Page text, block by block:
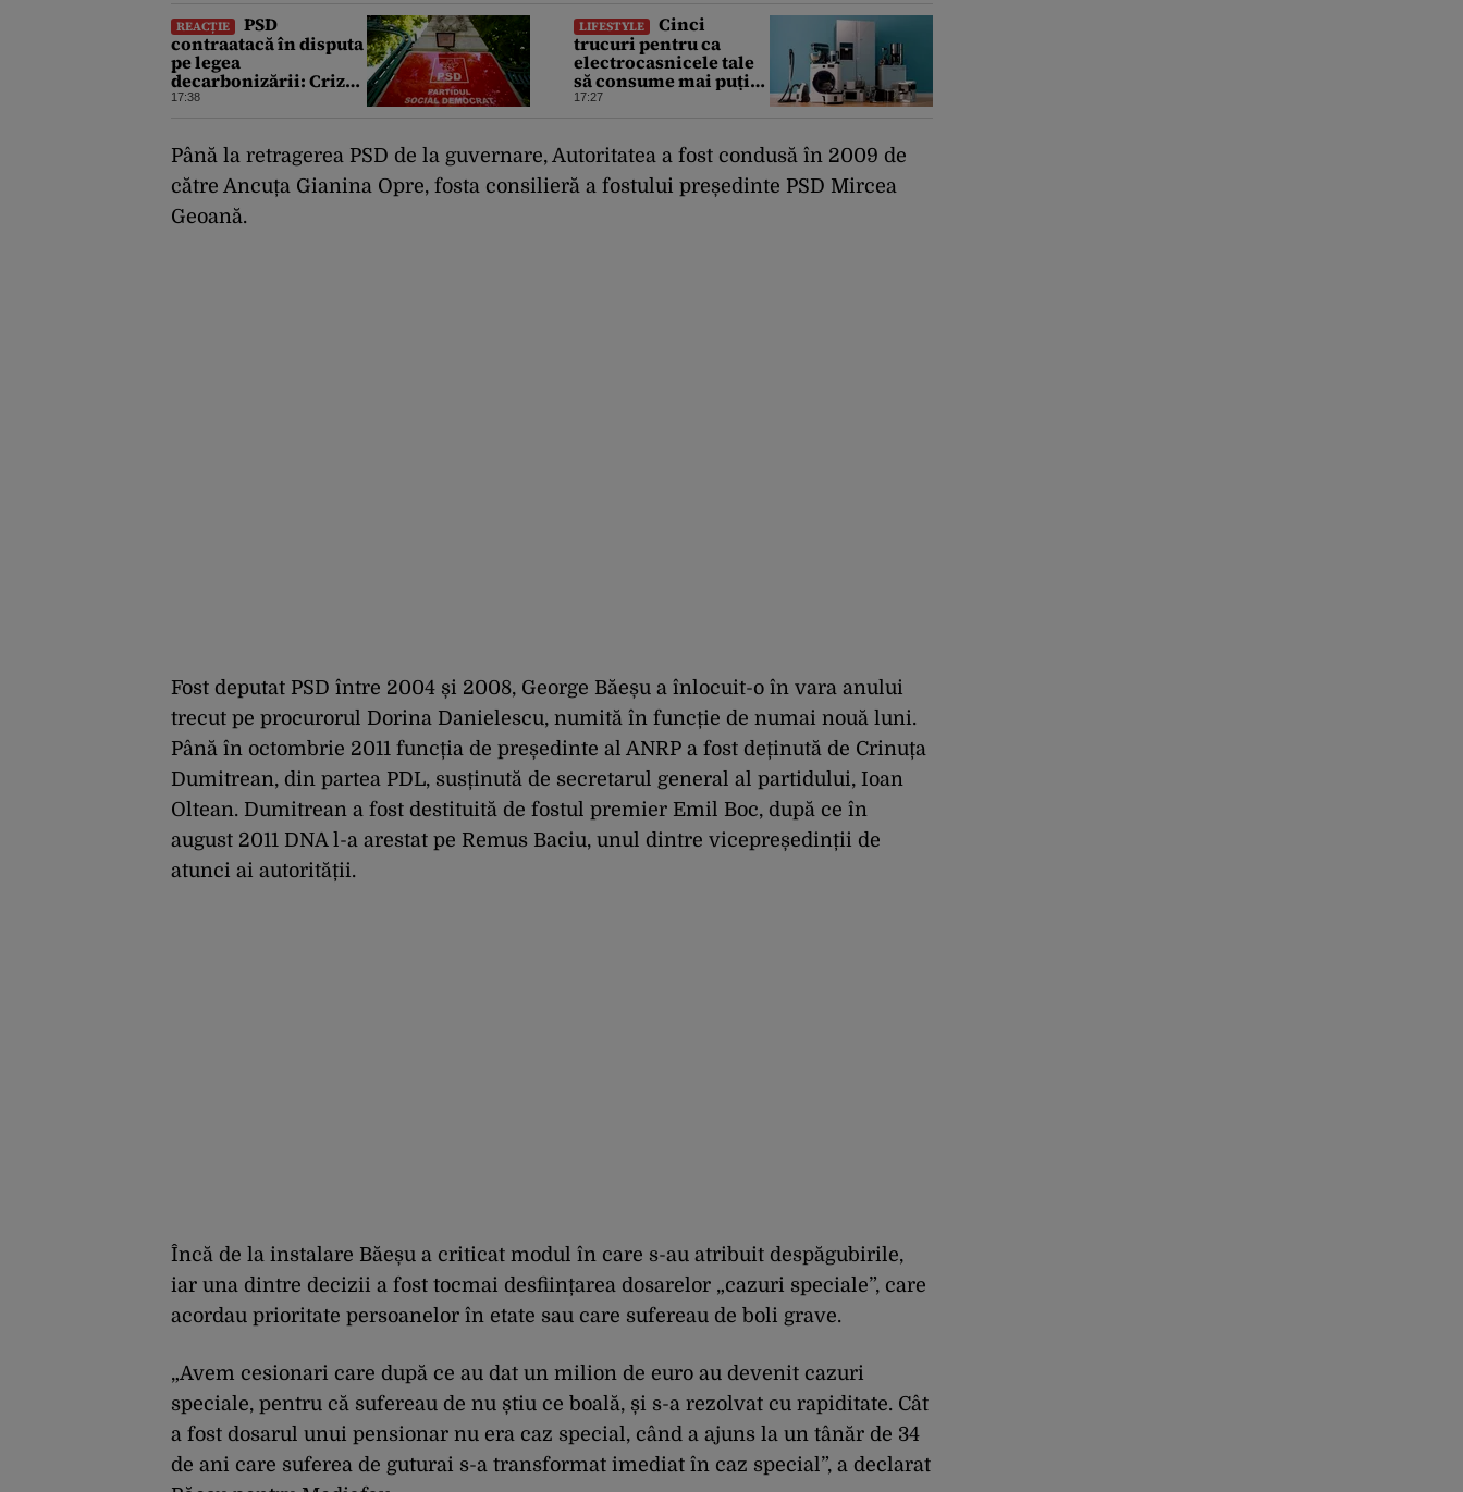
REACȚIE
PSD
contraatacă în disputa
pe legea
decarbonizării: Criza
energetică obligă
Bolojan, acuzat de
duplicitate
17:38
LIFESTYLE
Cinci
trucuri pentru ca
electrocasnicele tale
să consume mai puțin
și să reziste mai mult
17:27
Până la retragerea PSD de la guvernare, Autoritatea a fost condusă în 2009 de
către Ancuța Gianina Opre, fosta consilieră a fostului președinte PSD Mircea
Geoană.
Fost deputat PSD între 2004 și 2008, George Băeșu a înlocuit-o în vara anului
trecut pe procurorul Dorina Danielescu, numită în funcție de numai nouă luni.
Până în octombrie 2011 funcția de președinte al ANRP a fost deținută de Crinuța
Dumitrean, din partea PDL, susținută de secretarul general al partidului, Ioan
Oltean. Dumitrean a fost destituită de fostul premier Emil Boc, după ce în
august 2011 DNA l-a arestat pe Remus Baciu, unul dintre vicepreședinții de
atunci ai autorității.
Încă de la instalare Băeșu a criticat modul în care s-au atribuit despăgubirile,
iar una dintre decizii a fost tocmai desființarea dosarelor „cazuri speciale”, care
acordau prioritate persoanelor în etate sau care sufereau de boli grave.
„Avem cesionari care după ce au dat un milion de euro au devenit cazuri
speciale, pentru că sufereau de nu știu ce boală, și s-a rezolvat cu rapiditate. Cât
a fost dosarul unui pensionar nu era caz special, când a ajuns la un tânăr de 34
de ani care suferea de guturai s-a transformat imediat în caz special”, a declarat